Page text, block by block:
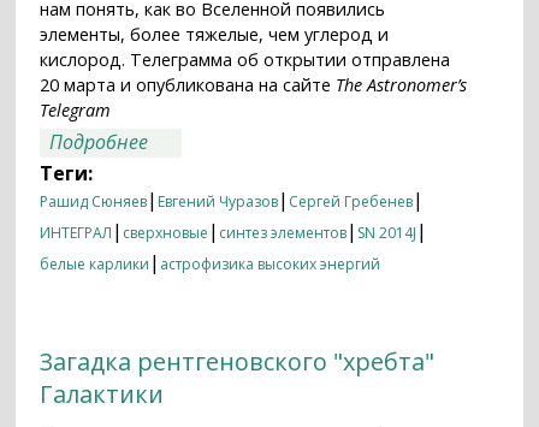
нам понять, как во Вселенной появились
элементы, более тяжелые, чем углерод и
кислород. Телеграмма об открытии отправлена
20 марта и опубликована на сайте The Astronomer’s
Telegram
Подробнее
типа Ia
Теги:
Рашид Сюняев| Евгений Чуразов| Сергей Гребенев|
ИНТЕГРАЛ | сверхновые | синтез элементов| SN 2014J |
белые карлики | астрофизика высоких энергий
Загадка рентгеновского "хребта"
Галактики